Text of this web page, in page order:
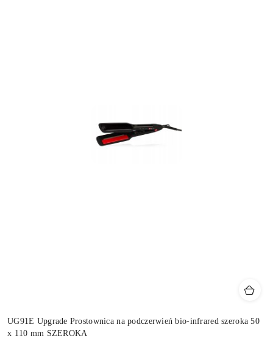
UG91E Upgrade Prostownica na podczerwień bio-infrared szeroka 50
x 110 mm SZEROKA